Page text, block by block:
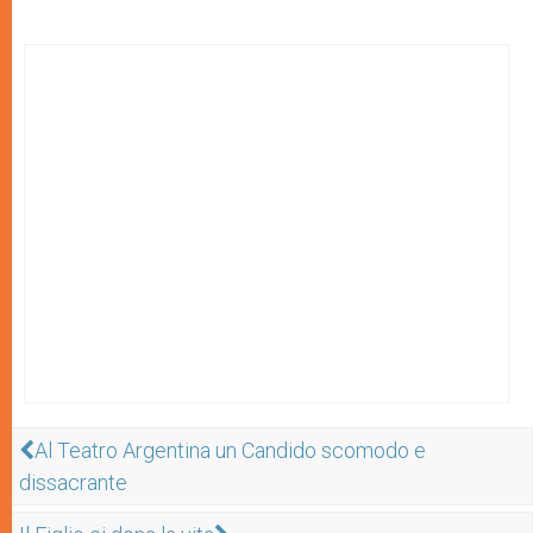
Al Teatro Argentina un Candido scomodo e
dissacrante